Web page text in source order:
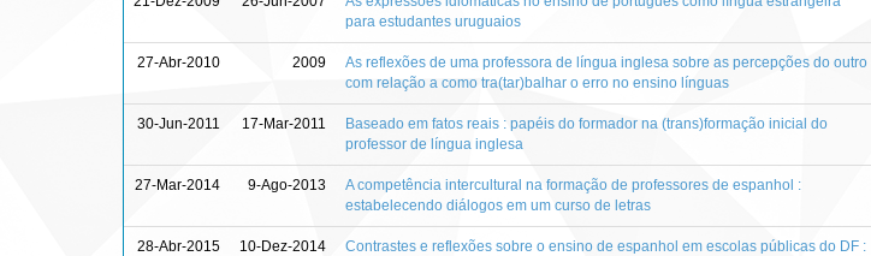
para estudantes uruguaios
27-Abr-2010 2009
As reflexões de uma professora de língua inglesa sobre as percepções do outro
com relação a como tra(tar)balhar o erro no ensino línguas
30-Jun-2011 17-Mar-2011
Baseado em fatos reais : papéis do formador na (trans)formação inicial do
professor de língua inglesa
27-Mar-2014 9-Ago-2013
A competência intercultural na formação de professores de espanhol :
estabelecendo diálogos em um curso de letras
28-Abr-2015 10-Dez-2014
Contrastes e reflexões sobre o ensino de espanhol em escolas públicas do DF :